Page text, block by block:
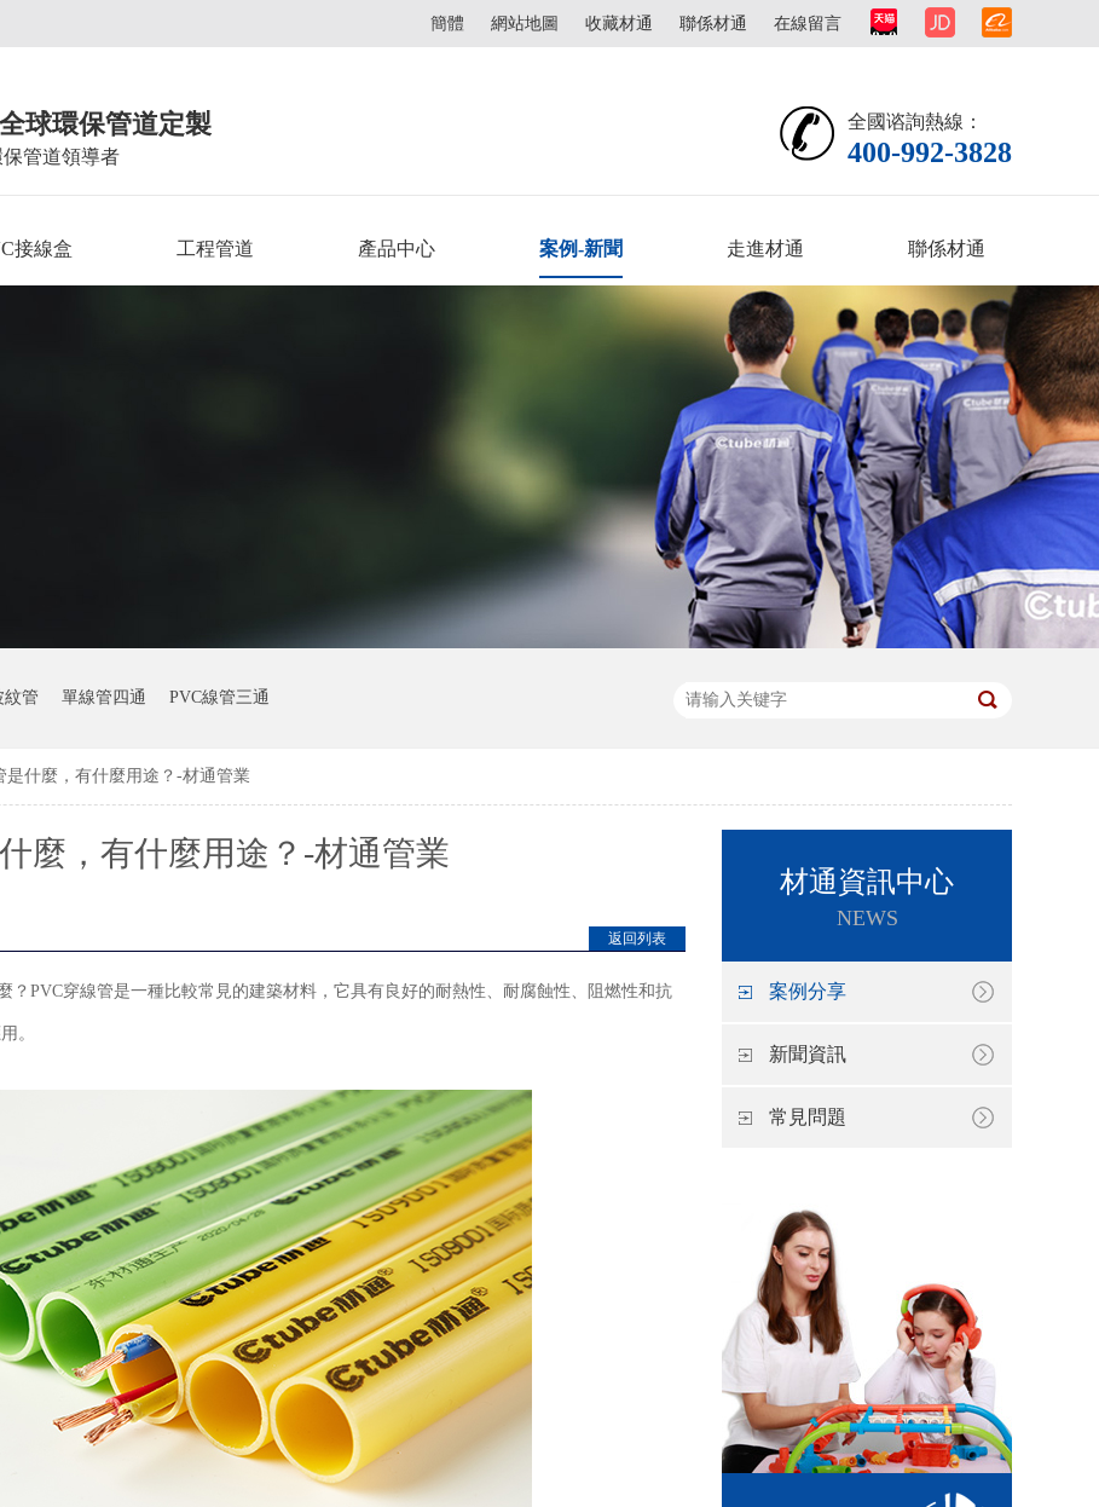
簡體 網站地圖 收藏材通 聯係材通 在線留言
全國谘詢熱線：
400-992-3828
球環保管道定製
保管道領導者
接線盒 工程管道 產品中心 案例-新聞 走進材通 聯係材通
紋管 單線管四通 PVC線管三通
是什麼，有什麼用途？-材通管業
麼，有什麼用途？-材通管業
返回列表
？PVC穿線管是一種比較常見的建築材料，它具有良好的耐熱性、耐腐蝕性、阻燃性和抗
。
材通資訊中心
NEWS
案例分享
新聞資訊
常見問題